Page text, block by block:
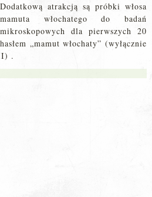
Dodatkową atrakcją są próbki włosa
mamuta włochatego do badań
mikroskopowych dla pierwszych 20
„mamut włochaty” (wyłącznie
.